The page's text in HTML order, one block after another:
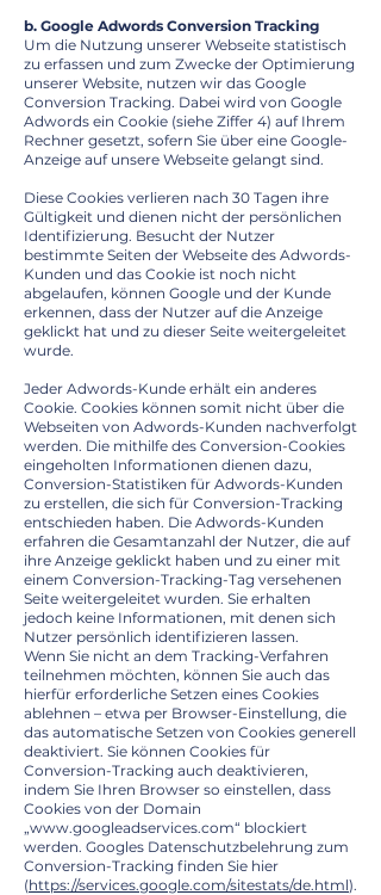
b. Google Adwords Conversion Tracking
Um die Nutzung unserer Webseite statistisch
zu erfassen und zum Zwecke der Optimierung
unserer Website, nutzen wir das Google
Conversion Tracking. Dabei wird von Google
Adwords ein Cookie (siehe Ziffer 4) auf Ihrem
Rechner gesetzt, sofern Sie über eine Google-
Anzeige auf unsere Webseite gelangt sind.
Diese Cookies verlieren nach 30 Tagen ihre
Gültigkeit und dienen nicht der persönlichen
Identifizierung. Besucht der Nutzer
bestimmte Seiten der Webseite des Adwords-
Kunden und das Cookie ist noch nicht
abgelaufen, können Google und der Kunde
erkennen, dass der Nutzer auf die Anzeige
geklickt hat und zu dieser Seite weitergeleitet
wurde.
Jeder Adwords-Kunde erhält ein anderes
Cookie. Cookies können somit nicht über die
Webseiten von Adwords-Kunden nachverfolgt
werden. Die mithilfe des Conversion-Cookies
eingeholten Informationen dienen dazu,
Conversion-Statistiken für Adwords-Kunden
zu erstellen, die sich für Conversion-Tracking
entschieden haben. Die Adwords-Kunden
erfahren die Gesamtanzahl der Nutzer, die auf
ihre Anzeige geklickt haben und zu einer mit
einem Conversion-Tracking-Tag versehenen
Seite weitergeleitet wurden. Sie erhalten
jedoch keine Informationen, mit denen sich
Nutzer persönlich identifizieren lassen.
Wenn Sie nicht an dem Tracking-Verfahren
teilnehmen möchten, können Sie auch das
hierfür erforderliche Setzen eines Cookies
ablehnen – etwa per Browser-Einstellung, die
das automatische Setzen von Cookies generell
deaktiviert. Sie können Cookies für
Conversion-Tracking auch deaktivieren,
indem Sie Ihren Browser so einstellen, dass
Cookies von der Domain
„www.googleadservices.com“ blockiert
werden. Googles Datenschutzbelehrung zum
Conversion-Tracking finden Sie hier
(https://services.google.com/sitestats/de.html).